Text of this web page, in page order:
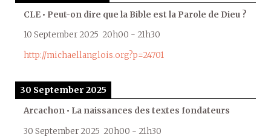
CLE • Peut-on dire que la Bible est la Parole de Dieu ?
10 September 2025 20h00 - 21h30
http://michaellanglois.org?p=24701
30 September 2025
Arcachon • La naissances des textes fondateurs
30 September 2025 20h00 - 21h30